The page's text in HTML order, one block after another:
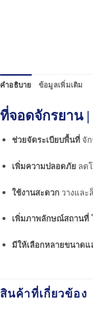
คำอธิบาย ข้อมูลเพิ่มเติม
ที่จอดจักรยาน |
ช่วยจัดระเบียบพื้นที่จัก
เพิ่มความปลอดภัย ลด
ใช้งานสะดวกวางและ
เพิ่มภาพลักษณ์สถานที่
มีให้เลือกหลายขนาดแ
สินค้าที่เกี่ยวข้อง